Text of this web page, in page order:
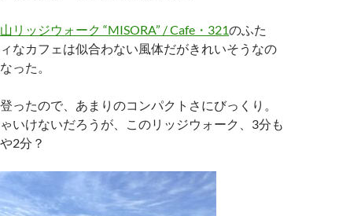
リッジウォーク “MISORA” / Cafe・321のふた
なカフェは似合わない風体だがきれいそうなの
った。
ったので、あまりのコンパクトさにびっくり。
いけないだろうが、このリッジウォーク、3分も
2分？